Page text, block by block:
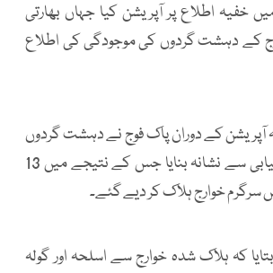
خفیہ اطلاع پر آپریشن کیا جہاں بھارتی
کے دہشت گردوں کی موجودگی کی اطلاع
آپریشن کے دوران پاک فوج نے دہشت گردوں
کے ٹھکانے کو کامیابی سے نشانہ بنایا جس کے نتیجے میں 13
سرگرم خوارج ہلاک کر دیے گئے۔
کہ ہلاک شدہ خوارج سے اسلحہ اور گولہ